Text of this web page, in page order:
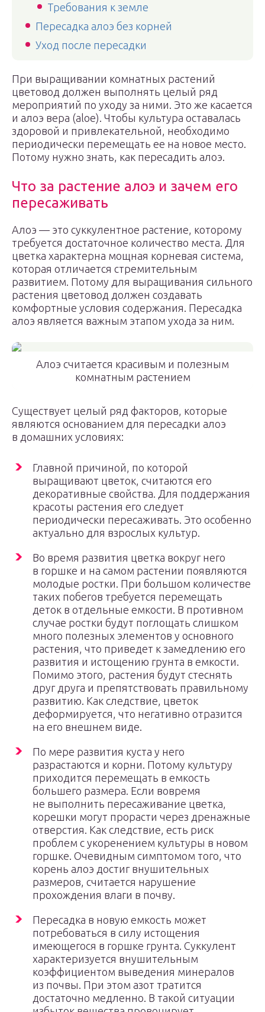
Требования к земле
Пересадка алоэ без корней
Уход после пересадки
При выращивании комнатных растений
цветовод должен выполнять целый ряд
мероприятий по уходу за ними. Это же касается
и алоэ вера (aloe). Чтобы культура оставалась
здоровой и привлекательной, необходимо
периодически перемещать ее на новое место.
Потому нужно знать, как пересадить алоэ.
Что за растение алоэ и зачем его
пересаживать
Алоэ — это суккулентное растение, которому
требуется достаточное количество места. Для
цветка характерна мощная корневая система,
которая отличается стремительным
развитием. Потому для выращивания сильного
растения цветовод должен создавать
комфортные условия содержания. Пересадка
алоэ является важным этапом ухода за ним.
Алоэ считается красивым и полезным
комнатным растением
Существует целый ряд факторов, которые
являются основанием для пересадки алоэ
в домашних условиях:
Главной причиной, по которой
выращивают цветок, считаются его
декоративные свойства. Для поддержания
красоты растения его следует
периодически пересаживать. Это особенно
актуально для взрослых культур.
Во время развития цветка вокруг него
в горшке и на самом растении появляются
молодые ростки. При большом количестве
таких побегов требуется перемещать
деток в отдельные емкости. В противном
случае ростки будут поглощать слишком
много полезных элементов у основного
растения, что приведет к замедлению его
развития и истощению грунта в емкости.
Помимо этого, растения будут стеснять
друг друга и препятствовать правильному
развитию. Как следствие, цветок
деформируется, что негативно отразится
на его внешнем виде.
По мере развития куста у него
разрастаются и корни. Потому культуру
приходится перемещать в емкость
большего размера. Если вовремя
не выполнить пересаживание цветка,
корешки могут прорасти через дренажные
отверстия. Как следствие, есть риск
проблем с укоренением культуры в новом
горшке. Очевидным симптомом того, что
корень алоэ достиг внушительных
размеров, считается нарушение
прохождения влаги в почву.
Пересадка в новую емкость может
потребоваться в силу истощения
имеющегося в горшке грунта. Суккулент
характеризуется внушительным
коэффициентом выведения минералов
из почвы. При этом азот тратится
достаточно медленно. В такой ситуации